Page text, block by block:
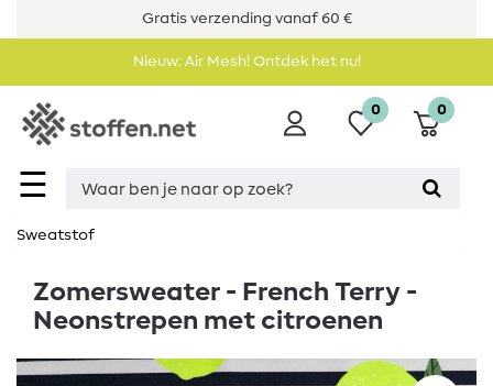
Gratis verzending vanaf 60 €
Nieuw: Air Mesh! Ontdek het nu!
☰
0 0
Sweatstof
Zomersweater - French Terry -
Neonstrepen met citroenen